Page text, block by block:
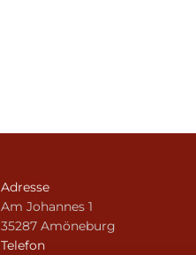
Adresse
Am Johannes 1
35287 Amöneburg
Telefon